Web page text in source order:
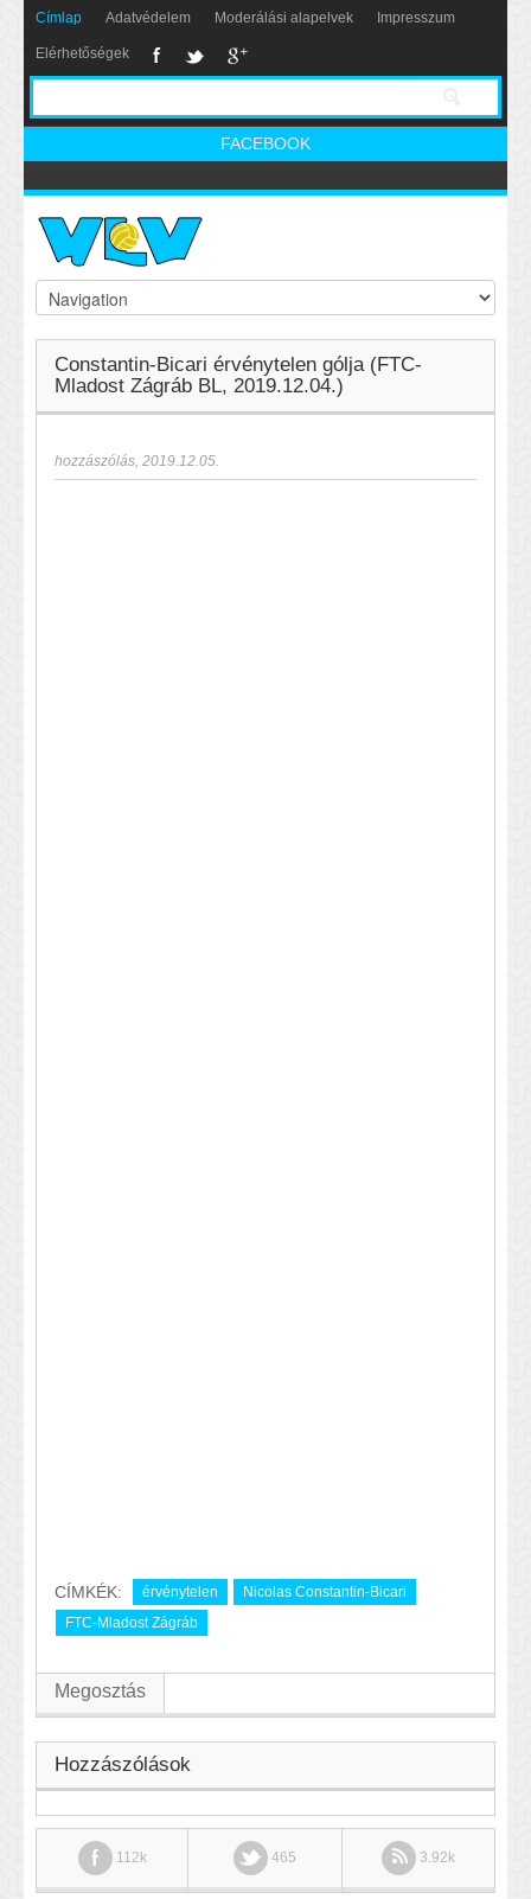
Címlap Adatvédelem Moderálási alapelvek Impresszum
Elérhetőségek
FACEBOOK
Constantin-Bicari érvénytelen gólja (FTC-
Mladost Zágráb BL, 2019.12.04.)
hozzászólás, 2019.12.05.
CÍMKÉK: érvénytelen
Nicolas Constantin-Bicari
FTC-Mladost Zágráb
Megosztás
Hozzászólások
112k 465 3.92k